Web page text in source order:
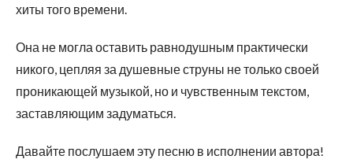
хиты того времени.
Она не могла оставить равнодушным практически
никого, цепляя за душевные струны не только своей
проникающей музыкой, но и чувственным текстом,
заставляющим задуматься.
Давайте послушаем эту песню в исполнении автора!